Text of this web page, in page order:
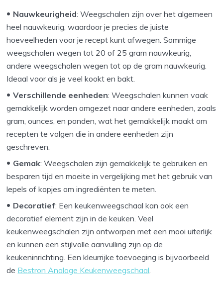
Nauwkeurigheid: Weegschalen zijn over het algemeen
heel nauwkeurig, waardoor je precies de juiste
hoeveelheden voor je recept kunt afwegen. Sommige
weegschalen wegen tot 20 of 25 gram nauwkeurig,
andere weegschalen wegen tot op de gram nauwkeurig.
Ideaal voor als je veel kookt en bakt.
Verschillende eenheden: Weegschalen kunnen vaak
gemakkelijk worden omgezet naar andere eenheden, zoals
gram, ounces, en ponden, wat het gemakkelijk maakt om
recepten te volgen die in andere eenheden zijn
geschreven.
Gemak: Weegschalen zijn gemakkelijk te gebruiken en
besparen tijd en moeite in vergelijking met het gebruik van
lepels of kopjes om ingrediënten te meten.
Decoratief: Een keukenweegschaal kan ook een
decoratief element zijn in de keuken. Veel
keukenweegschalen zijn ontworpen met een mooi uiterlijk
en kunnen een stijlvolle aanvulling zijn op de
keukeninrichting. Een kleurrijke toevoeging is bijvoorbeeld
de Bestron Analoge Keukenweegschaal.